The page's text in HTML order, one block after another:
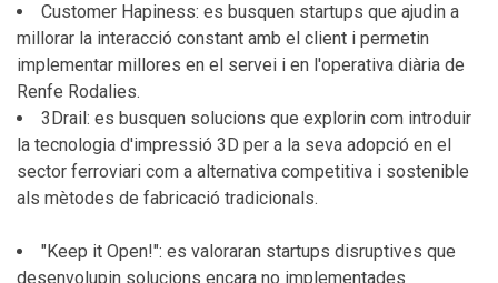
Customer Hapiness: es busquen startups que ajudin a
millorar la interacció constant amb el client i permetin
implementar millores en el servei i en l'operativa diària de
Renfe Rodalies.
3Drail: es busquen solucions que explorin com introduir
la tecnologia d'impressió 3D per a la seva adopció en el
sector ferroviari com a alternativa competitiva i sostenible
als mètodes de fabricació tradicionals.
"Keep it Open!": es valoraran startups disruptives que
desenvolupin solucions encara no implementades